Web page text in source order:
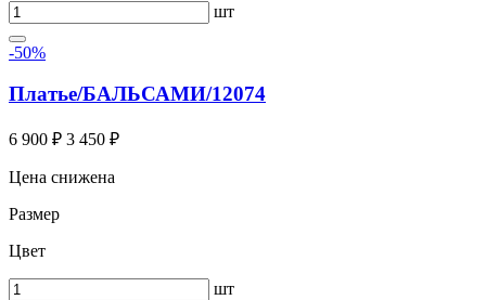
шт
-50%
Платье/БАЛЬСАМИ/12074
6 900 ₽ 3 450 ₽
Цена снижена
Размер
Цвет
шт